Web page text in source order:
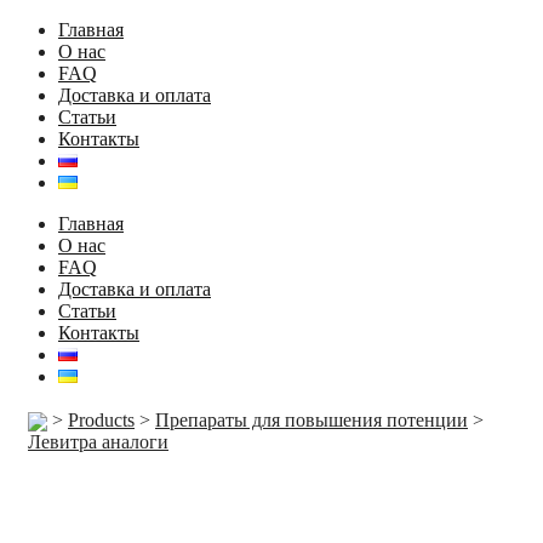
Главная
О нас
FAQ
Доставка и оплата
Статьи
Контакты
Главная
О нас
FAQ
Доставка и оплата
Статьи
Контакты
> Products > Препараты для повышения потенции >
Левитра аналоги